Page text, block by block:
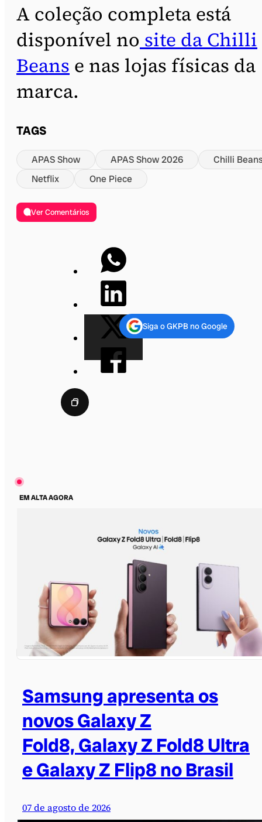
A coleção completa está
disponível no site da Chilli
Beans e nas lojas físicas da
marca.
TAGS
APAS Show APAS Show 2026
Chilli
Netflix
One Piece
Ver Comentários
Siga o GKPB no Google
EM ALTA AGORA
Samsung apresenta os
novos Galaxy Z
Fold8, Galaxy Z Fold8 Ultra
e Galaxy Z Flip8 no Brasil
07 de agosto de 2026